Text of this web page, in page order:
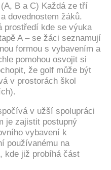
B a C) Každá ze tří
dovednostem žáků.
prostředí kde se výuka
A – se žáci seznamují
formou s vybavením a
pomohou osvojit si
že golf může být
v prostorách škol
v užší spolupráci
je zajistit postupný
vybavení k
používanému na
kde již probíhá část